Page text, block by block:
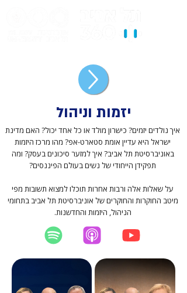
יזמות וניהול
איך נולדים יזמים? כישרון מולד או כל אחד יכול? האם מדינת
ישראל היא עדיין אומת סטארט-אפ? מהו מרכז היזמות
באוניברסיטת תל אביב? איך למזער סיכונים בעסק? ומה
תפקידן הייחודי של נשים בעולם הפיננסים?
על שאלות אלה ורבות אחרות תוכלו למצוא תשובות מפי
מיטב החוקרות והחוקרים של אוניברסיטת תל אביב בתחומי
הניהול, היזמות והחדשנות.